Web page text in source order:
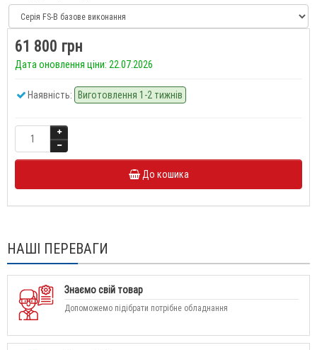
61 800 грн
Дата оновлення ціни: 22.07.2026
Наявність: Виготовлення 1-2 тижнів
До кошика
НАШІ ПЕРЕВАГИ
Знаємо свій товар
Допоможемо підібрати потрібне обладнання